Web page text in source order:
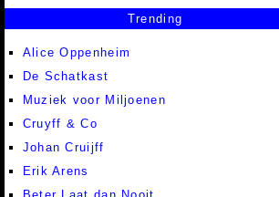
Trending
Alice Oppenheim
De Schatkast
Muziek voor Miljoenen
Cruyff & Co
Johan Cruijff
Erik Arens